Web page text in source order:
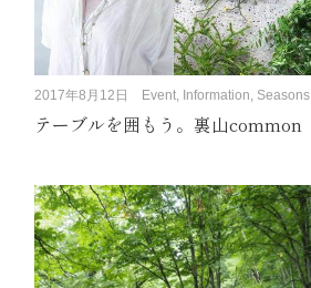
2017年8月12日 Event, Information, Seasons
テーブルを囲もう。裏山common